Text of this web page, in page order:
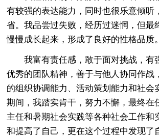
有较强的表达能力，同时也很乐意倾听
省。我品尝过失败，经历过迷惘，但最
慢慢成长起来，形成了良好的性格品质。
我富有责任感，敢于面对挑战，有
优秀的团队精神，善于与他人协同作战
的组织协调能力、活动策划能力和社会
期间，我踏实肯干，努力不懈，最终在
主任和暑期社会实践等各种社会工作和
和提高了自己，更在这个过程中发现了